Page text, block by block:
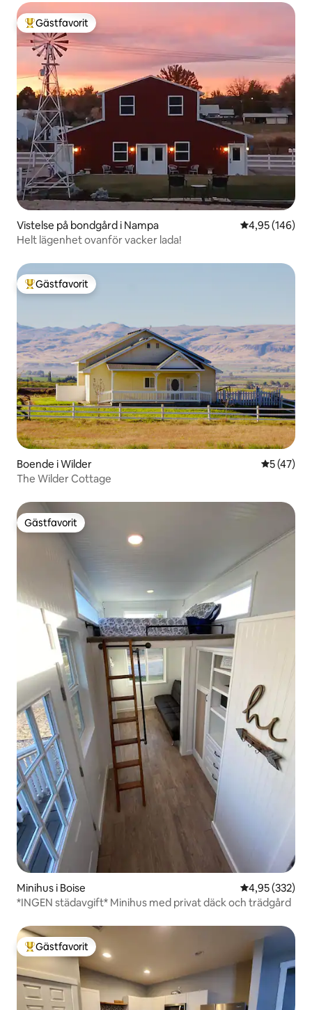
Populär gästfavorit
Gästfavorit
Vistelse på bondgård i Nampa 4,95 av 5 i
4,95 (146)
Helt lägenhet ovanför vacker lada!
Populär gästfavorit
Gästfavorit
Boende i Wilder 5 av 5 i
5 (47)
The Wilder Cottage
Gästfavorit
Gästfavorit
Minihus i Boise 4,95 av 5 i
4,95 (332)
*INGEN städavgift* Minihus med privat däck och trädgård
Populär gästfavorit
Gästfavorit